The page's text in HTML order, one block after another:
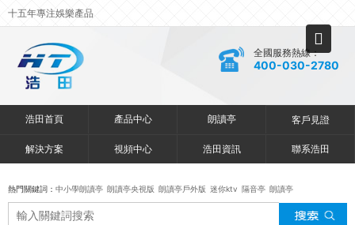
十五年專注娛樂產品
全國服務熱線：
400-030-2780
浩田首頁 產品中心 朗讀亭 客戶見證
解決方案 視頻中心 浩田資訊 聯系浩田
熱門關鍵詞： 中小學朗讀亭 朗讀亭央視版 朗讀亭戶外版 迷你ktv 隔音亭 朗讀亭